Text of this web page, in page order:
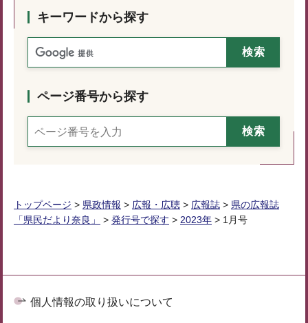
キーワードから探す
ページ番号から探す
トップページ > 県政情報 > 広報・広聴 > 広報誌 > 県の広報誌
「県民だより奈良」
> 発行号で探す > 2023年 > 1月号
個人情報の取り扱いについて